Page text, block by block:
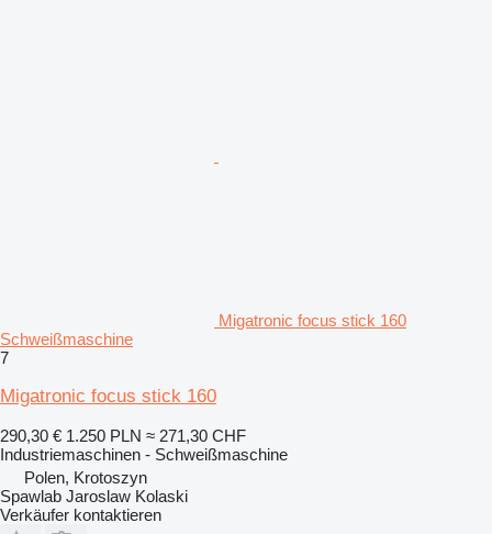
Migatronic focus stick 160
Schweißmaschine
7
Migatronic focus stick 160
290,30 € 1.250 PLN ≈ 271,30 CHF
Industriemaschinen - Schweißmaschine
Polen, Krotoszyn
Spawlab Jaroslaw Kolaski
Verkäufer kontaktieren